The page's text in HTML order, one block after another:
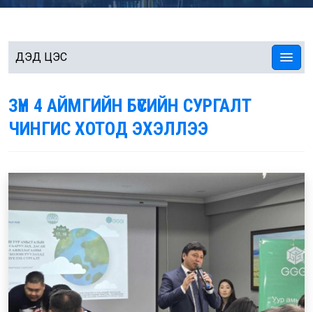
ДЭД ЦЭС
ЗҮҮН 4 АЙМГИЙН БҮСИЙН СУРГАЛТ
ЧИНГИС ХОТОД ЭХЭЛЛЭЭ